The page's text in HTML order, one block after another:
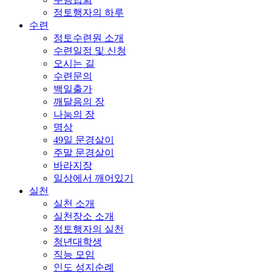
정토행자의 하루
수련
정토수련원 소개
수련일정 및 신청
오시는 길
수련문의
백일출가
깨달음의 장
나눔의 장
명상
49일 문경살이
주말 문경살이
바라지장
일상에서 깨어있기
실천
실천 소개
실천장소 소개
정토행자의 실천
청년대학생
직능 모임
인도 성지순례